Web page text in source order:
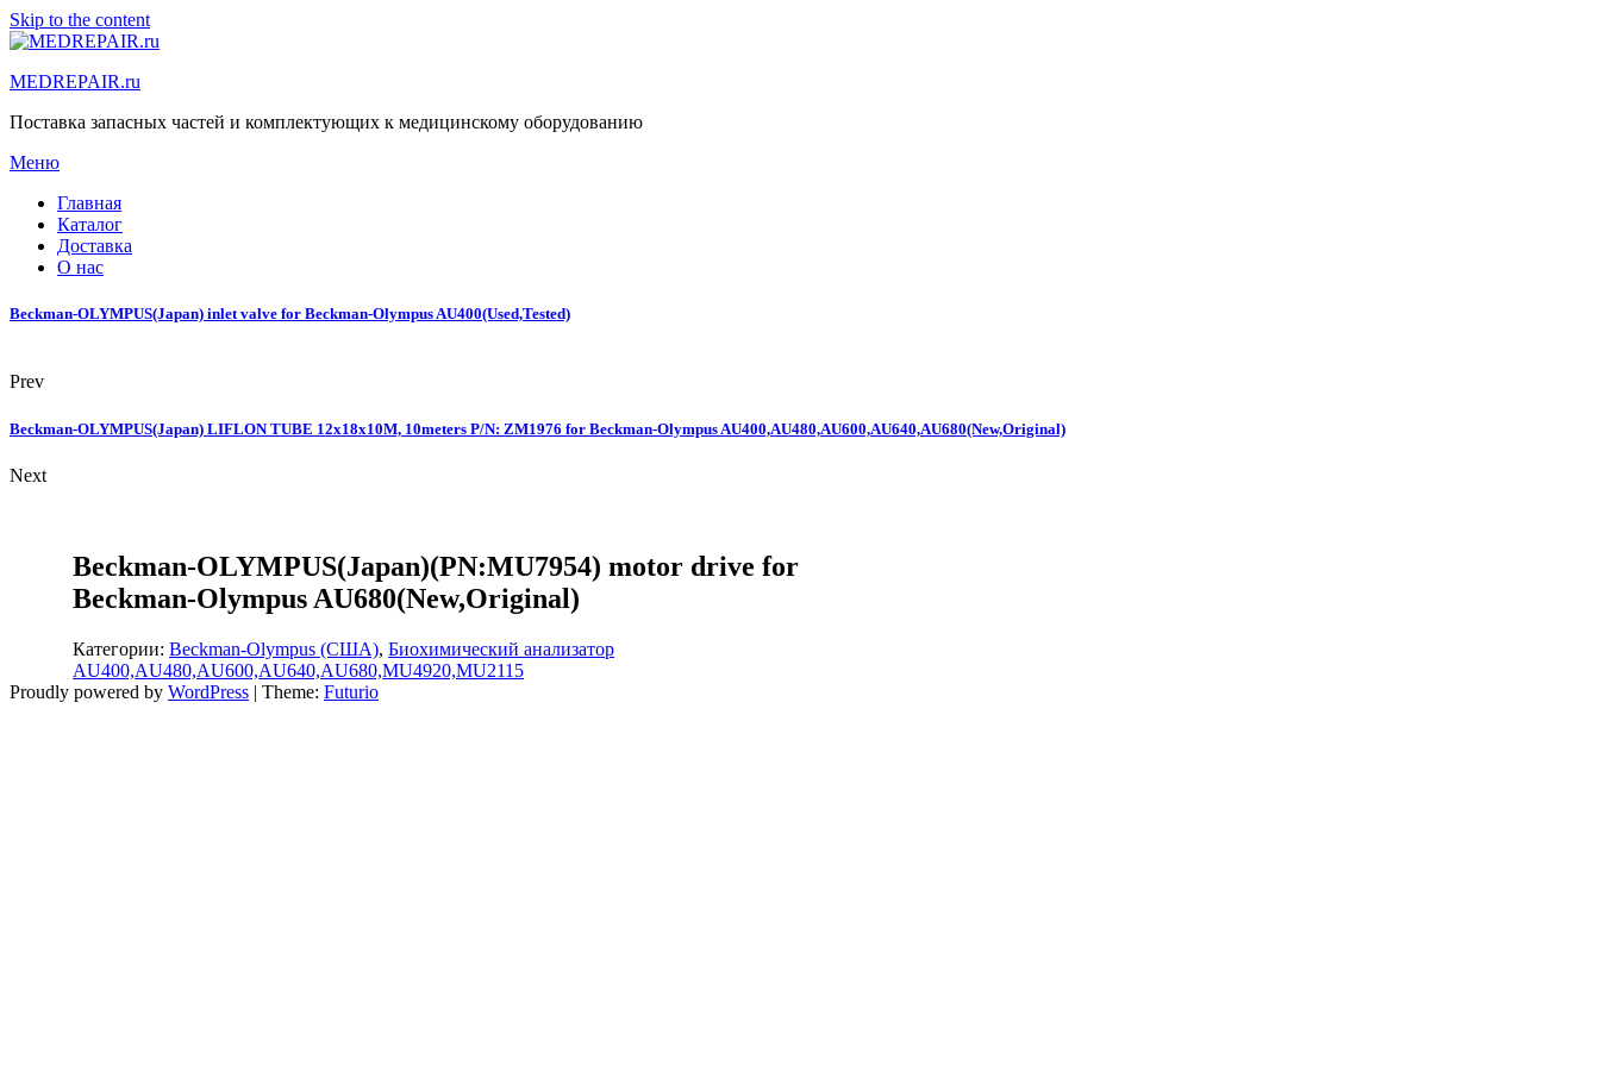
Skip to the content
MEDREPAIR.ru
Поставка запасных частей и комплектующих к медицинскому оборудованию
Меню
Главная
Каталог
Доставка
О нас
Beckman-OLYMPUS(Japan) inlet valve for Beckman-Olympus AU400(Used,Tested)
Prev
Beckman-OLYMPUS(Japan) LIFLON TUBE 12x18x10M, 10meters P/N: ZM1976 for Beckman-Olympus AU400,AU480,AU600,AU640,AU680(New,Original)
Next
Beckman-OLYMPUS(Japan)(PN:MU7954) motor drive for
Beckman-Olympus AU680(New,Original)
Категории:Beckman-Olympus (США),Биохимический анализатор
AU400,AU480,AU600,AU640,AU680,MU4920,MU2115
Proudly powered by WordPress | Theme: Futurio